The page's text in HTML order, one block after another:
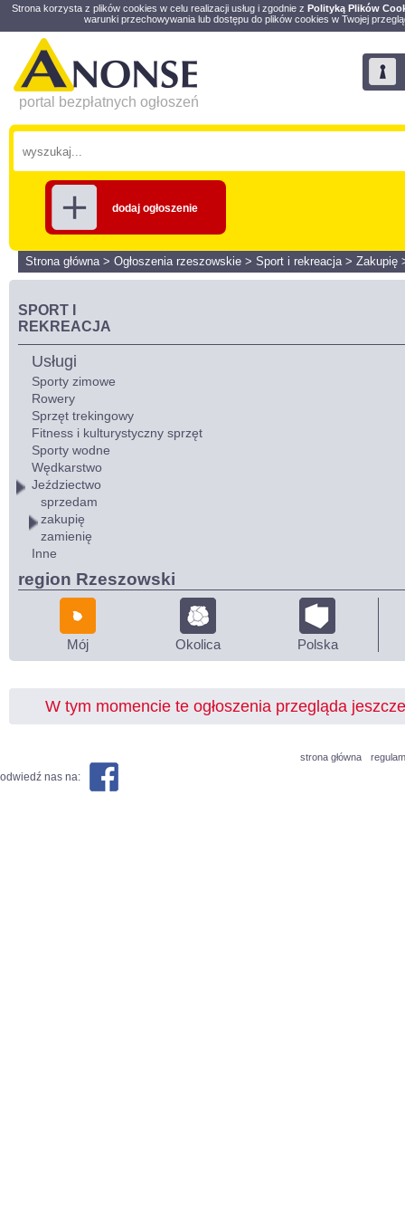
Strona korzysta z plików cookies w celu realizacji usług i zgodnie z Polityką Plików
warunki przechowywania lub dostępu do plików cookies w Twojej
portal bezpłatnych ogłoszeń
dodaj ogłoszenie
Strona główna> Ogłoszenia rzeszowskie > Sport i rekreacja> Zakupię
SPORT I
REKREACJA
Usługi
Sporty zimowe
Rowery
Sprzęt trekingowy
Fitness i kulturystyczny sprzęt
Sporty wodne
Wędkarstwo
Jeździectwo
sprzedam
zakupię
zamienię
Inne
region Rzeszowski
Mój Okolica Polska
W tym momencie te ogłoszenia przegląda
strona główna
odwiedź nas na: